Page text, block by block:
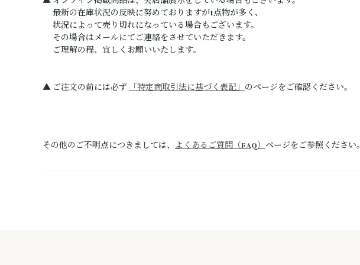
最新の在庫状況の反映に努めておりますが1点物が多く、
状況によって売り切れになっている場合もございます。
その場合はメールにてご連絡をさせていただきます。
ご理解の程、宜しくお願いいたします。
▲ ご注文の前には必ず 「特定商取引法に基づく表記」のページをご確認ください。
その他のご不明点につきましては、 よくあるご質問（FAQ）ページをご参照ください。